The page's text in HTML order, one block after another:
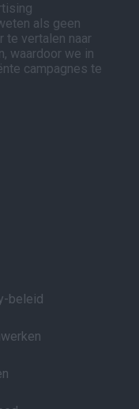
als geen
te vertalen naar
waardoor we in
campagnes te
beleid